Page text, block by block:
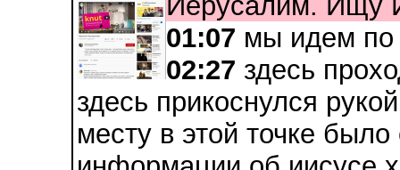
01:07 мы идем по
02:27 здесь
здесь прикоснулся
месту в этой точке